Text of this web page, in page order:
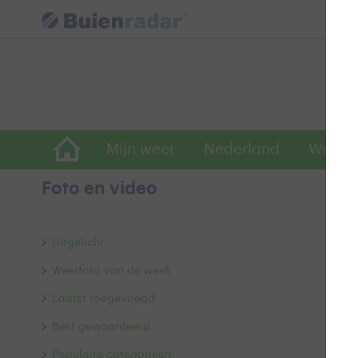
Mijn weer Nederland
Foto en video
Uitgelicht
Weerfoto van de week
Laatst toegevoegd
Best gewaardeerd
Populaire categorieën